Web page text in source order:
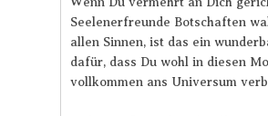
Seelenerfreunde Botschaften
allen Sinnen, ist das ein
dafür, dass Du wohl in diesen
vollkommen ans Universum